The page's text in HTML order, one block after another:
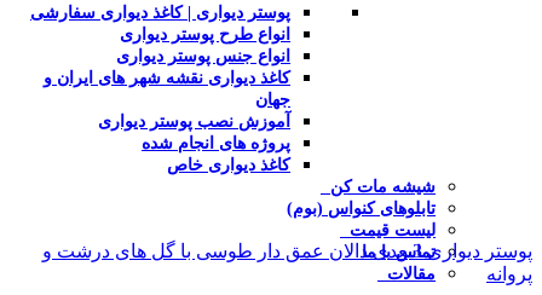
پوستر دیواری | کاغذ دیواری سفارشی
انواع طرح پوستر دیواری
انواع جنس پوستر دیواری
کاغذ دیواری نقشه شهر های ایران و
جهان
آموزش نصب پوستر دیواری
پروژه های انجام شده
کاغذ دیواری خاص
شیشه مات کن
تابلوهای کنواس (بوم)
لیست قیمت
تماس با ما
مقالات
پوستر دیواری 3بعدی دالان عمق دار طوسی با گل های درشت و
پروانه